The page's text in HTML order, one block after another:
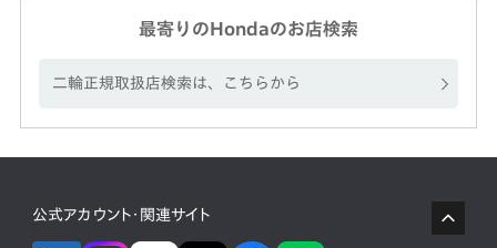
最寄りのHondaのお店検索
二輪正規取扱店検索は、こちらから
公式アカウント・関連サイト